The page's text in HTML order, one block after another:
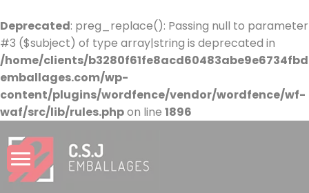
Deprecated: preg_replace(): Passing null to parameter
#3 ($subject) of type array|string is deprecated in
/home/clients/
emballages.com/wp-
content/plugins/wordfence/vendor/wordfence/wf-
waf/src/lib/rules.phpon line 1896